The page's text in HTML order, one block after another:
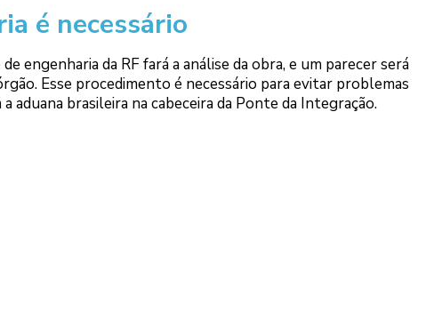
é necessário
engenharia da RF fará a análise da obra, e um parecer será
Esse procedimento é necessário para evitar problemas
aduana brasileira na cabeceira da Ponte da Integração.